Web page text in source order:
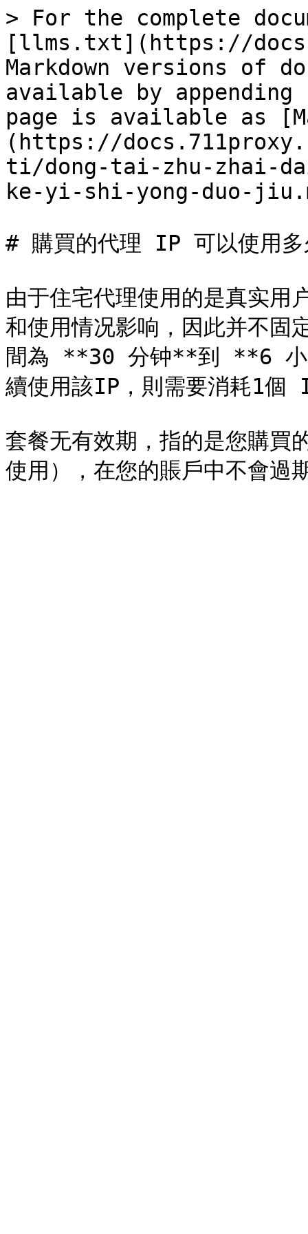
> For the complete
[llms.txt](https://
Markdown versions of
available by
page is available as
(https://
ti/dong-tai-zhu-zhai-
ke-yi-shi-yong-duo-
# 購買的代理 IP 可以使用多
由于住宅代理使用的是真实用
和使用情况影响，因此并不
間為 **30 分钟**到 **6 小
續使用該IP，則需要消耗1個
套餐无有效期，指的是您購買